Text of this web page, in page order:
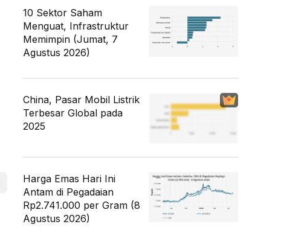
10 Sektor Saham
Menguat, Infrastruktur
Memimpin (Jumat, 7
Agustus 2026)
China, Pasar Mobil Listrik
Terbesar Global pada
2025
Harga Emas Hari Ini
Antam di Pegadaian
Rp2.741.000 per Gram (8
Agustus 2026)